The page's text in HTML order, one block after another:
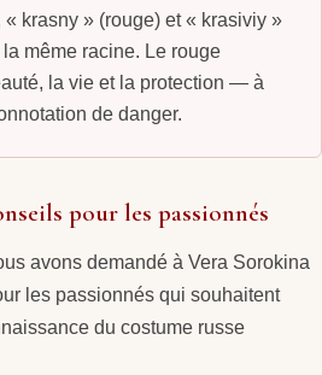
« krasny » (rouge) et « krasiviy »
même racine. Le rouge
la vie et la protection — à
de danger.
pour les passionnés
avons demandé à Vera Sorokina
les passionnés qui souhaitent
du costume russe